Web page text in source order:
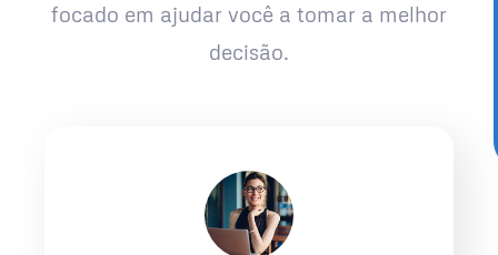
focado em ajudar você a tomar a melhor
decisão.